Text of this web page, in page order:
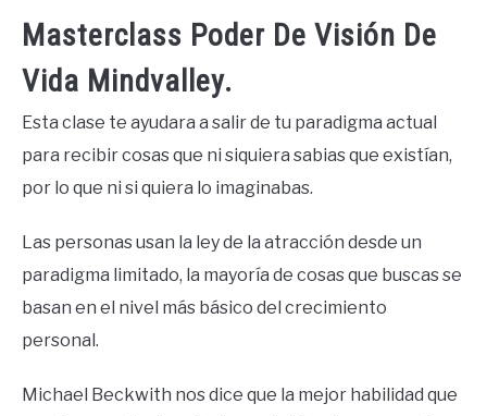
Masterclass Poder De Visión De
Vida Mindvalley.
Esta clase te ayudara a salir de tu paradigma actual
para recibir cosas que ni siquiera sabias que existían,
por lo que ni si quiera lo imaginabas.
Las personas usan la ley de la atracción desde un
paradigma limitado, la mayoría de cosas que buscas se
basan en el nivel más básico del crecimiento
personal.
Michael Beckwith nos dice que la mejor habilidad que